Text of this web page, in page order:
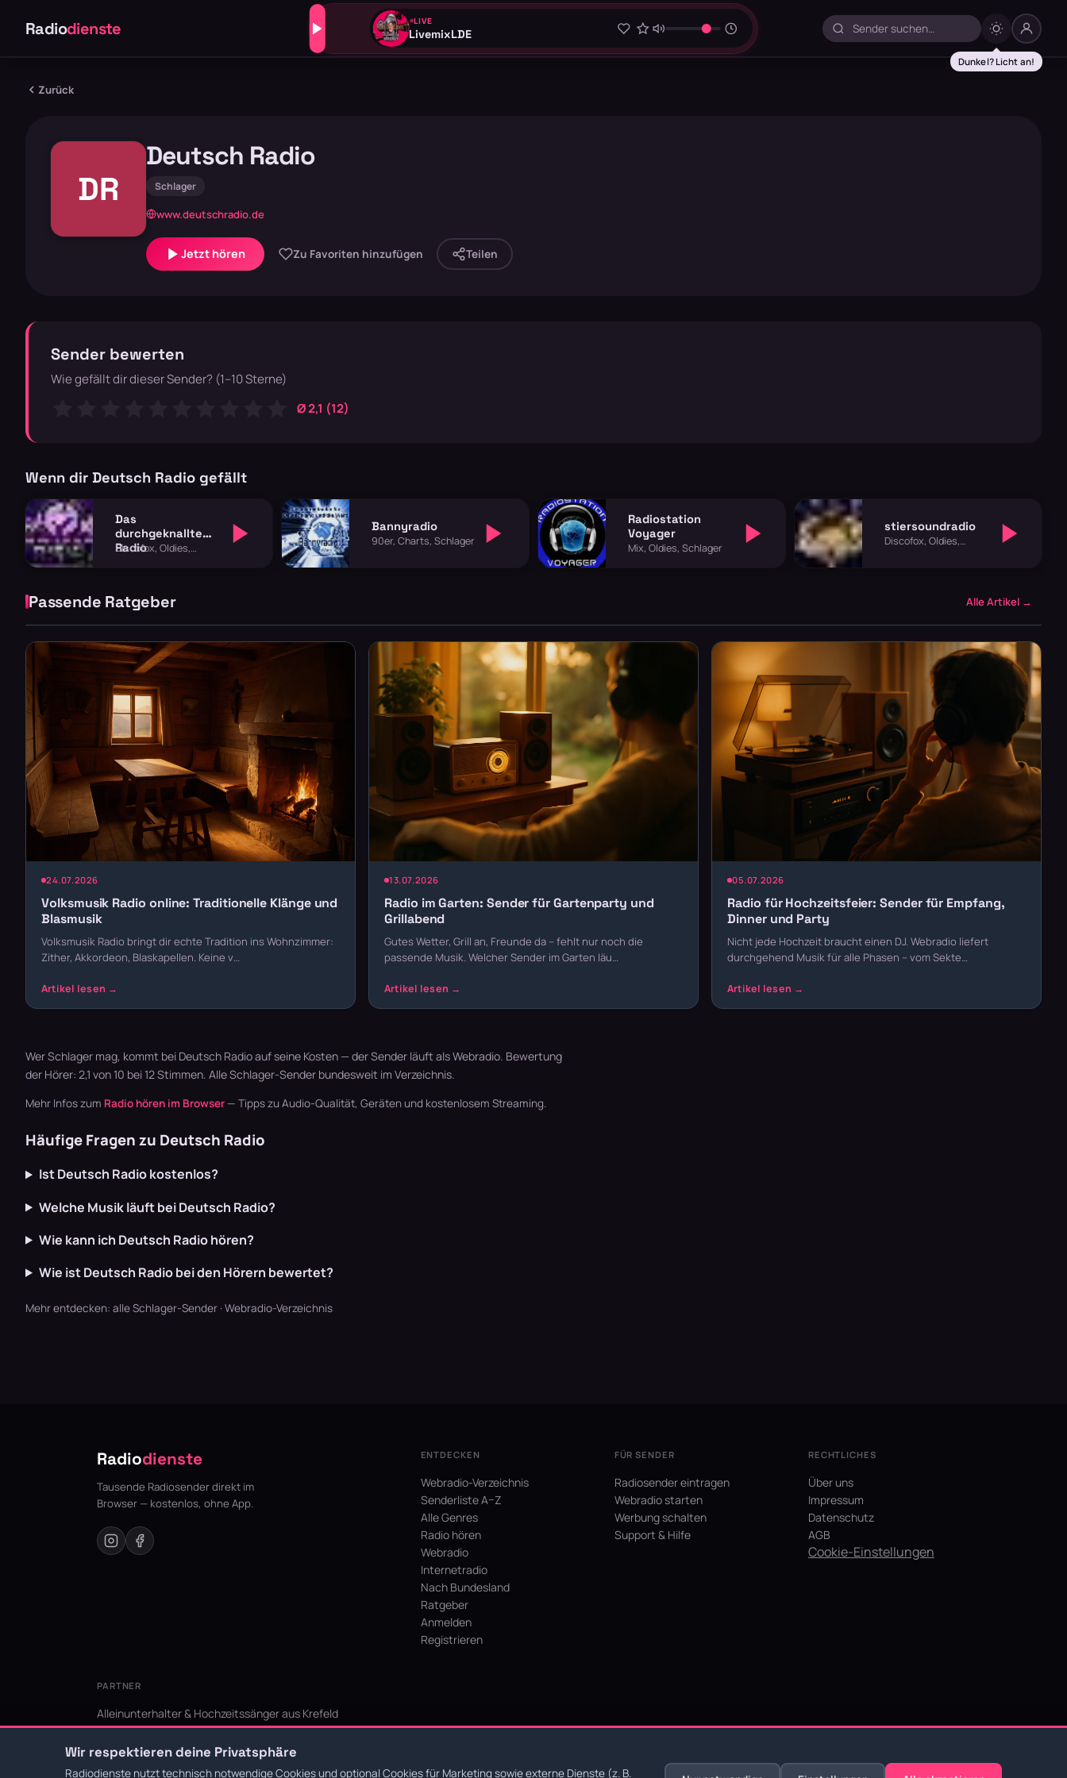
Radiodienste LIVE
LivemixLDE
Zurück
DR
Deutsch Radio
Schlager
www.deutschradio.de
Jetzt hören Zu Favoriten hinzufügen Teilen
Sender bewerten
Wie gefällt dir dieser Sender? (1–10 Sterne)
Ø 2,1 (12)
Wenn dir Deutsch Radio gefällt
Das
durchgeknallte
Radio
Discofox, Oldies,
Bannyradio
90er, Charts, Schlager
Radiostation
Voyager
Mix, Oldies, Schlager
stiersoundradio
Discofox, Oldies,
Passende Ratgeber Alle Artikel →
24.07.2026
Volksmusik Radio online: Traditionelle Klänge und
Blasmusik
Volksmusik Radio bringt dir echte Tradition ins Wohnzimmer:
Zither, Akkordeon, Blaskapellen. Keine v…
13.07.2026
Radio im Garten: Sender für Gartenparty und
Grillabend
Gutes Wetter, Grill an, Freunde da – fehlt nur noch die
passende Musik. Welcher Sender im Garten läu…
05.07.2026
Radio für Hochzeitsfeier: Sender für Empfang,
Dinner und Party
Nicht jede Hochzeit braucht einen DJ. Webradio liefert
durchgehend Musik für alle Phasen – vom Sekte…
Wer Schlager mag, kommt bei Deutsch Radio auf seine Kosten — der Sender läuft als Webradio. Bewertung
der Hörer: 2,1 von 10 bei 12 Stimmen. AlleSchlager-Sender bundesweit im Verzeichnis.
Mehr Infos zum Radio hören im Browser — Tipps zu Audio-Qualität, Geräten und kostenlosem Streaming.
Häufige Fragen zu Deutsch Radio
Ist Deutsch Radio kostenlos?
Welche Musik läuft bei Deutsch Radio?
Wie kann ich Deutsch Radio hören?
Wie ist Deutsch Radio bei den Hörern bewertet?
Mehr entdecken: alle Schlager-Sender · Webradio-Verzeichnis
Radiodienste
Tausende Radiosender direkt im
Browser — kostenlos, ohne App.
ENTDECKEN
Webradio-Verzeichnis
Senderliste A–Z
Alle Genres
Radio hören
Webradio
Internetradio
Nach Bundesland
Ratgeber
Anmelden
Registrieren
FÜR SENDER
Radiosender eintragen
Webradio starten
Werbung schalten
Support & Hilfe
RECHTLICHES
Über uns
Impressum
Datenschutz
AGB
Cookie-Einstellungen
PARTNER
Alleinunterhalter & Hochzeitssänger aus Krefeld
KI Niederrhein - Agentur aus Krefeld für den Niederrhein
Wir respektieren deine Privatsphäre
Radiodienste nutzt technisch notwendige Cookies und optional Cookies für Marketing sowie externe Dienste (z. B.